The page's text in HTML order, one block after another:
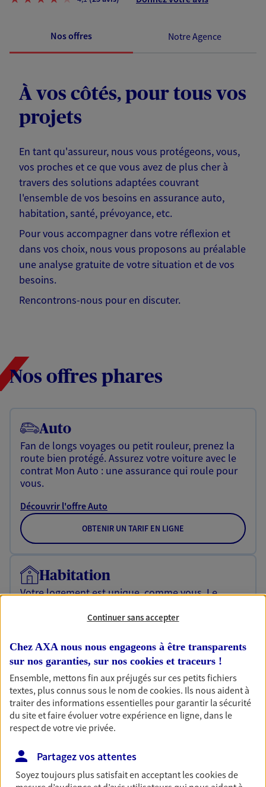
Nos offres Notre Agence
À vos côtés, pour tous vos
projets
En tant qu'assureur, nous vous protégeons, vous,
vos proches et ce que vous avez de plus cher à
travers des solutions adaptées couvrant
l'ensemble de vos besoins en assurance auto,
habitation, santé, prévoyance, etc.
Pour vous accompagner dans votre réflexion et
dans vos choix, nous vous proposons au préalable
une analyse gratuite de votre situation et de vos
besoins.
Rencontrons-nous pour en discuter.
Nos offres phares
Auto
Fan de longs voyages ou petit rouleur, prenez la
route bien protégé. Assurez votre voiture avec le
contrat Mon Auto : une assurance qui roule pour
vous.
Découvrir l'offre Auto
OBTENIR UN TARIF EN LIGNE
Habitation
Votre logement est unique, comme vous. Le
protégeant ce qui vous tient à coeur.
Découvrir l'offre Habitation
OBTENIR UN TARIF EN LIGNE
Garantie Accidents de la Vie
Bricoleuse, féru de jardinage, pâtissier en herbe
accident du quotidien. Avec Ma Protection
Accident, protégez votre qualité de vie et vos
revenus.
Continuer sans accepter
Chez AXA nous nous engageons à être transparents
sur nos garanties, sur nos cookies et traceurs !
Ensemble, mettons fin aux préjugés sur ces petits fichiers
textes, plus connus sous le nom decookies. Ils nous aident à
traiter des informations essentielles pour garantir la sécurité
du site et faire évoluer votre expérience en ligne, dans le
respect de votre vie privée.
Partagez vos attentes
Soyez toujours plus satisfait en acceptant lescookiesde